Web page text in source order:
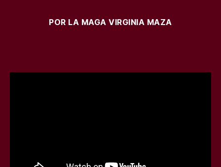
POR LA MAGA VIRGINIA MAZA